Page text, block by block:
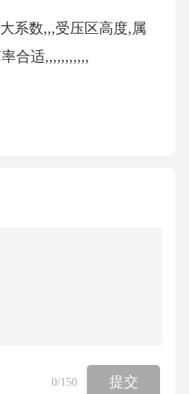
系数,,,受压区高度,属
合适,,,,,,,,,,,
0/150 提交